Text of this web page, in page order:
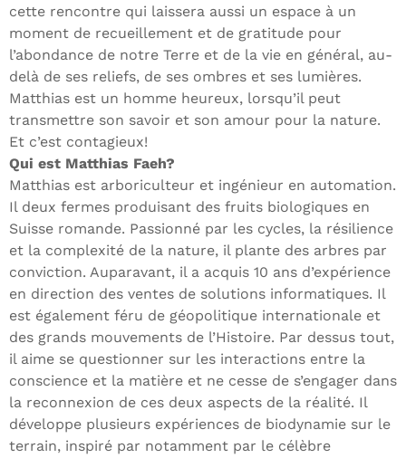
cette rencontre qui laissera aussi un espace à un
moment de recueillement et de gratitude pour
l’abondance de notre Terre et de la vie en général, au-
delà de ses reliefs, de ses ombres et ses lumières.
Matthias est un homme heureux, lorsqu’il peut
transmettre son savoir et son amour pour la nature.
Et c’est contagieux!
Qui est Matthias Faeh?
Matthias est arboriculteur et ingénieur en automation.
Il deux fermes produisant des fruits biologiques en
Suisse romande. Passionné par les cycles, la résilience
et la complexité de la nature, il plante des arbres par
conviction. Auparavant, il a acquis 10 ans d’expérience
en direction des ventes de solutions informatiques. Il
est également féru de géopolitique internationale et
des grands mouvements de l’Histoire. Par dessus tout,
il aime se questionner sur les interactions entre la
conscience et la matière et ne cesse de s’engager dans
la reconnexion de ces deux aspects de la réalité. Il
développe plusieurs expériences de biodynamie sur le
terrain, inspiré par notamment par le célèbre